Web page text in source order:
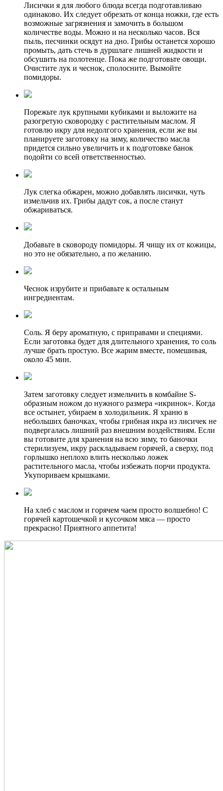
Лисички я для любого блюда всегда подготавливаю
одинаково. Их следует обрезать от конца ножки, где есть
возможные загрязнения и замочить в большом
количестве воды. Можно и на несколько часов. Вся
пыль, песчинки осядут на дно. Грибы останется хорошо
промыть, дать стечь в дуршлаге лишней жидкости и
обсушить на полотенце. Пока же подготовьте овощи.
Очистите лук и чеснок, сполосните. Вымойте
помидоры.
Порежьте лук крупными кубиками и выложите на
разогретую сковородку с растительным маслом. Я
готовлю икру для недолгого хранения, если же вы
планируете заготовку на зиму, количество масла
придется сильно увеличить и к подготовке банок
подойти со всей ответственностью.
Лук слегка обжарен, можно добавлять лисички, чуть
измельчив их. Грибы дадут сок, а после станут
обжариваться.
Добавьте в сковороду помидоры. Я чищу их от кожицы,
но это не обязательно, а по желанию.
Чеснок изрубите и прибавьте к остальным
ингредиентам.
Соль. Я беру ароматную, с приправами и специями.
Если заготовка будет для длительного хранения, то соль
лучше брать простую. Все жарим вместе, помешивая,
около 45 мин.
Затем заготовку следует измельчить в комбайне S-
образным ножом до нужного размера «икринок». Когда
все остынет, убираем в холодильник. Я храню в
небольших баночках, чтобы грибная икра из лисичек не
подвергалась лишний раз внешним воздействиям. Если
вы готовите для хранения на всю зиму, то баночки
стерилизуем, икру раскладываем горячей, а сверху, под
горлышко неплохо влить несколько ложек
растительного масла, чтобы избежать порчи продукта.
Укупориваем крышками.
На хлеб с маслом и горячем чаем просто волшебно! С
горячей картошечкой и кусочком мяса — просто
прекрасно! Приятного аппетита!